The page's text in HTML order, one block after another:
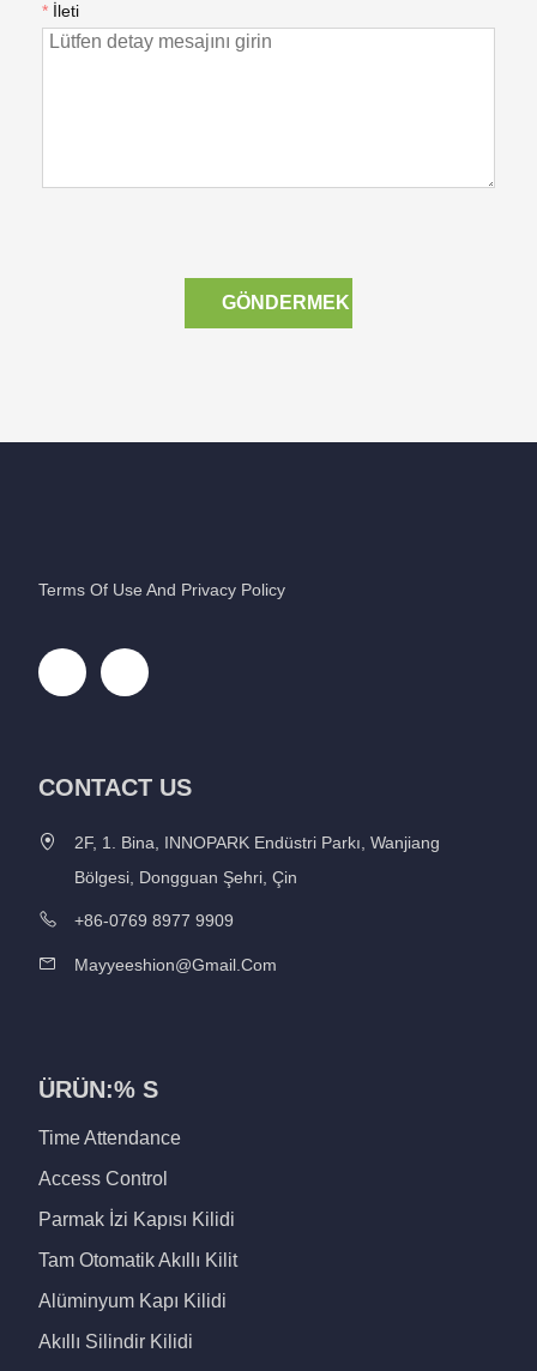
* İleti
GÖNDERMEK
Terms Of Use And Privacy Policy
CONTACT US
2F, 1. Bina, INNOPARK Endüstri Parkı, Wanjiang
Bölgesi, Dongguan Şehri, Çin
+86-0769 8977 9909
Mayyeeshion@gmail.com
ÜRÜN:% S
Time Attendance
Access Control
Parmak İzi Kapısı Kilidi
Tam Otomatik Akıllı Kilit
Alüminyum Kapı Kilidi
Akıllı Silindir Kilidi